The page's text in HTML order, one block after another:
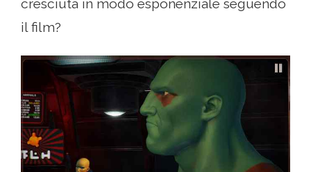
cresciuta in modo esponenziale seguendo
il film?